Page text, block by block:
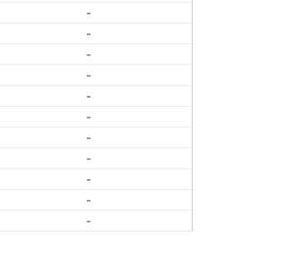
-
-
-
-
-
-
-
-
-
-
-